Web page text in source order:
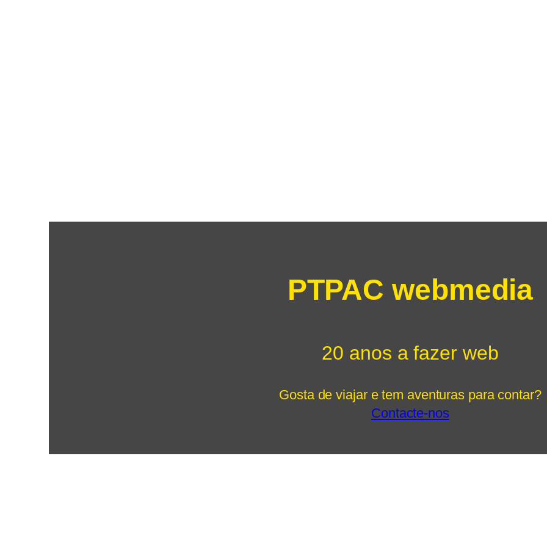
PTPAC webmedia
20 anos a fazer web
Gosta de viajar e tem aventuras para contar?
Contacte-nos